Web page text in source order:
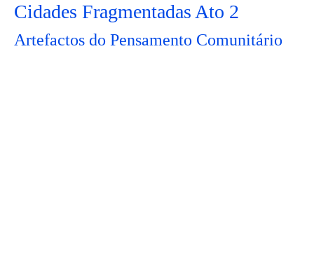
Cidades Fragmentadas Ato 2
Artefactos do Pensamento Comunitário